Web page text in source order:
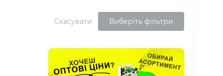
Скасувати Виберіть фільтри